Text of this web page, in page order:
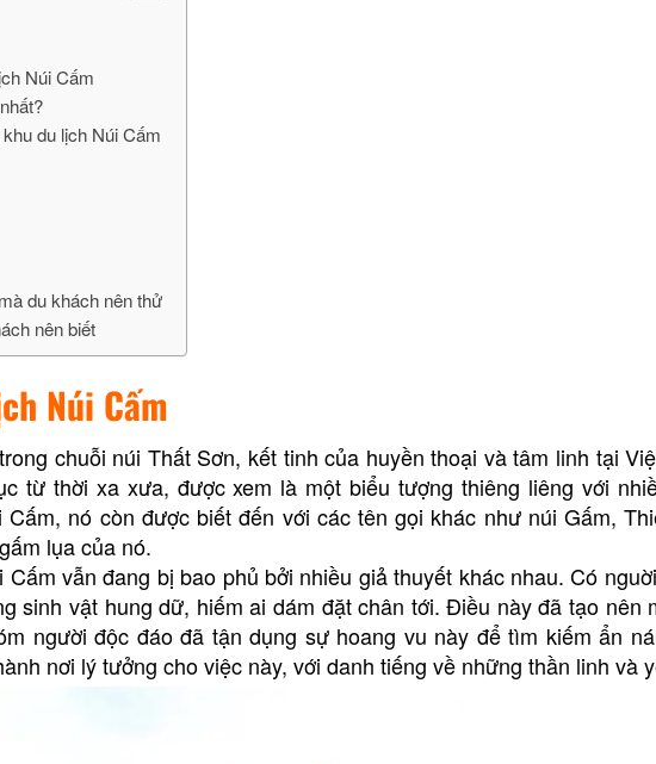
Núi Cấm
du lịch Núi Cấm
du khách nên thử
nên biết
Núi Cấm
chuỗi núi Thất Sơn, kết tinh của huyền thoại và tâm linh tại
từ thời xa xưa, được xem là một biểu tượng thiêng liêng với
nó còn được biết đến với các tên gọi khác như núi Gấm,
lụa của nó.
vẫn đang bị bao phủ bởi nhiều giả thuyết khác nhau. Có
sinh vật hung dữ, hiếm ai dám đặt chân tới. Điều này đã tạo nên
người độc đáo đã tận dụng sự hoang vu này để tìm kiếm ẩn
nơi lý tưởng cho việc này, với danh tiếng về những thần linh và